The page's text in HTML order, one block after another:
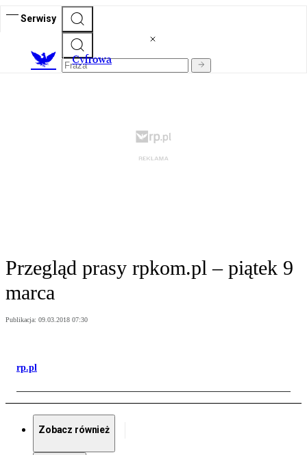
Serwisy
Cyfrowa
Przegląd prasy rpkom.pl – piątek 9
marca
Publikacja: 09.03.2018 07:30
rp.pl
Zobacz również